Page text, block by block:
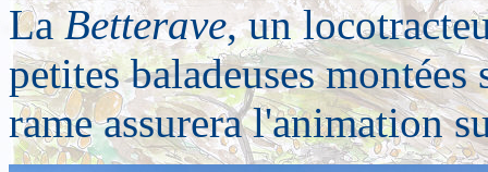
LaBetterave, un
petites baladeuses
rame assurera l'animation